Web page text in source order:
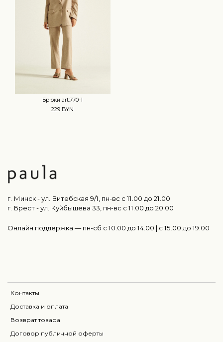
Брюки art.770-1
229 BYN
Контакты
Доставка и оплата
Возврат товара
Договор публичной оферты
г. Минск - ул. Витебская 9/1, пн-вс с 11.00 до 21.00
г. Брест - ул. Куйбышева 33, пн-вс c 11.00 до 20.00
Онлайн поддержка — пн-сб с 10.00 до 14.00 | c 15.00 до 19.00